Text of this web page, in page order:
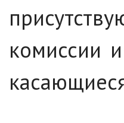
комиссии